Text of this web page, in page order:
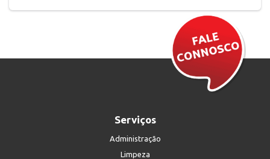
Serviços
Administração
Limpeza